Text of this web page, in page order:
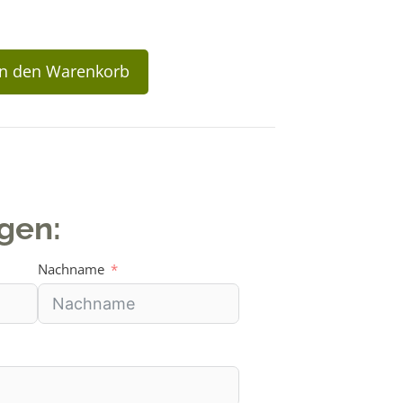
den Warenkorb
Nachname